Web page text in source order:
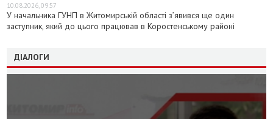
10.08.2026, 09:57
У начальника ГУНП в Житомирській області з’явився ще один
заступник, який до цього працював в Коростенському районі
ДІАЛОГИ